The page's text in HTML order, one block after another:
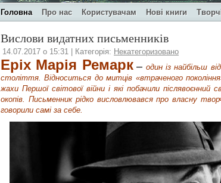
Головна Про нас Користувачам Нові книги
Вислови видатних письменників
14.07.2017 о 15:31 | Категорія: Некатегоризовано
Еріх Марія Ремарк – один із найбільш
століття. Відноситься до митців «втраченого
жахи Першої світової війни і які побачили
окопів. Письменник рідко висловлювався про власну
говорили самі за себе.